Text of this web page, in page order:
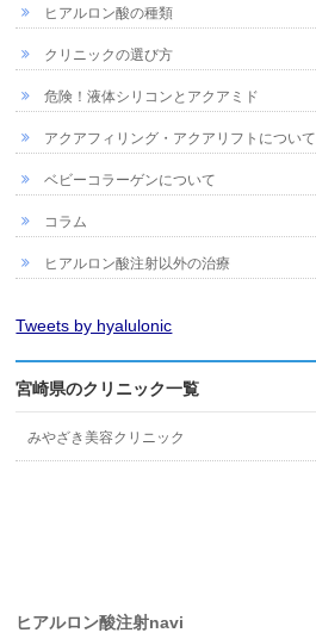
ヒアルロン酸の種類
クリニックの選び方
危険！液体シリコンとアクアミド
アクアフィリング・アクアリフトについて
ベビーコラーゲンについて
コラム
ヒアルロン酸注射以外の治療
Tweets by hyalulonic
宮崎県のクリニック一覧
みやざき美容クリニック
ヒアルロン酸注射navi